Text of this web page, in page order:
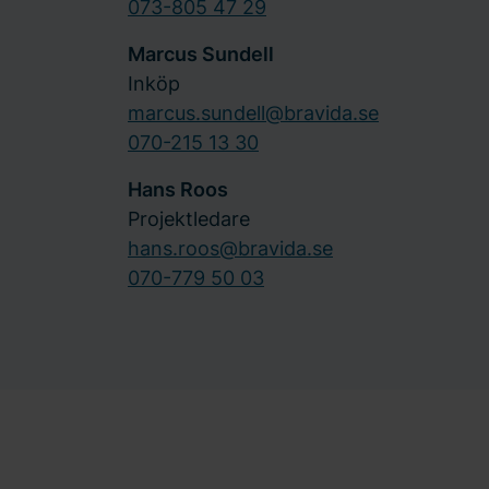
073-805 47 29
Marcus Sundell
Inköp
marcus.sundell@bravida.se
070-215 13 30
Hans Roos
Projektledare
hans.roos@bravida.se
070-779 50 03